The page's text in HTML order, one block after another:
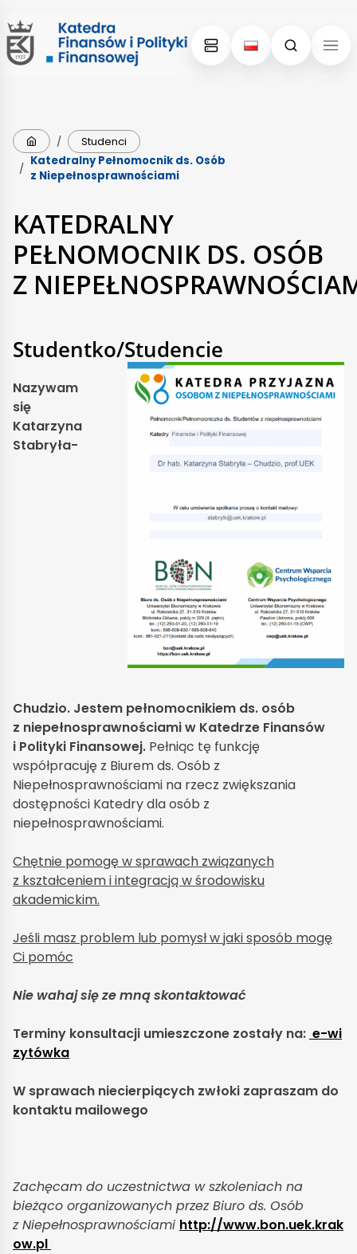
Skip
to
content
Skip
to
menu
Strona główna
/
Studenci
/ Katedralny Pełnomocnik ds. Osób
z Niepełnosprawnościami
KATEDRALNY
PEŁNOMOCNIK DS. OSÓB
Z
Studentko/Studencie
Nazywam
się
Katarzyna
Stabryła-
Chudzio. Jestem pełnomocnikiem ds. osób
z niepełnosprawnościami w Katedrze Finansów
i Polityki Finansowej. Pełniąc tę funkcję
współpracuję z Biurem ds. Osób z
Niepełnosprawnościami na rzecz zwiększania
dostępności Katedry dla osób z
niepełnosprawnościami.
Chętnie pomogę w sprawach związanych
z kształceniem i integracją w środowisku
akademickim.
Jeśli masz problem lub pomysł w jaki sposób mogę
Ci pomóc
Nie wahaj się ze mną skontaktować
Terminy konsultacji umieszczone zostały na: e-wi
zytówka
W sprawach niecierpiących zwłoki zapraszam do
kontaktu mailowego
Zachęcam do uczestnictwa w szkoleniach na
bieżąco organizowanych przez Biuro ds. Osób
z Niepełnosprawnościami http://www.bon.uek.krak
ow.pl